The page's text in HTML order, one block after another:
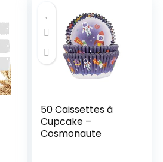
50 Caissettes à
Cupcake –
Cosmonaute